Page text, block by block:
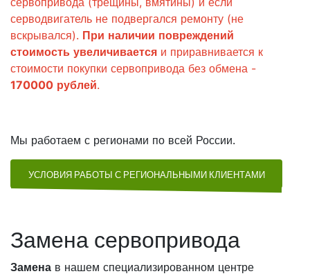
серводвигатель не подвергался ремонту (не
вскрывался). При наличии повреждений
стоимость увеличивается и приравнивается к
стоимости покупки сервопривода без обмена -
170000 рублей.
Мы работаем с регионами по всей России.
УСЛОВИЯ РАБОТЫ С РЕГИОНАЛЬНЫМИ КЛИЕНТАМИ
Замена сервопривода
Замена в нашем специализированном центре